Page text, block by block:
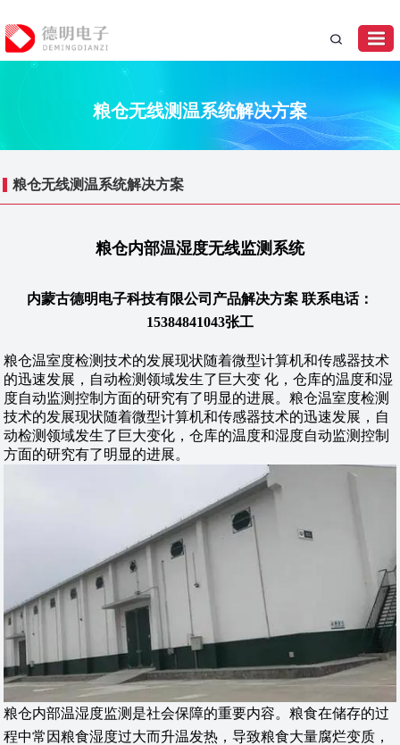
粮仓无线测温系统解决方案
粮仓无线测温系统解决方案
粮仓内部温湿度无线监测系统
内蒙古德明电子科技有限公司产品解决方案 联系电话：
15384841043张工
粮仓温室度检测技术的发展现状随着微型计算机和传感器技术
的迅速发展，自动检测领域发生了巨大变 化，仓库的温度和湿
度自动监测控制方面的研究有了明显的进展。粮仓温室度检测
技术的发展现状随着微型计算机和传感器技术的迅速发展，自
动检测领域发生了巨大变化，仓库的温度和湿度自动监测控制
方面的研究有了明显的进展。
粮仓内部温湿度监测是社会保障的重要内容。粮食在储存的过
程中常因粮食湿度过大而升温发热，导致粮食大量腐烂变质，